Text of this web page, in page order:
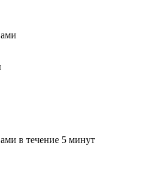
в течение 5 минут